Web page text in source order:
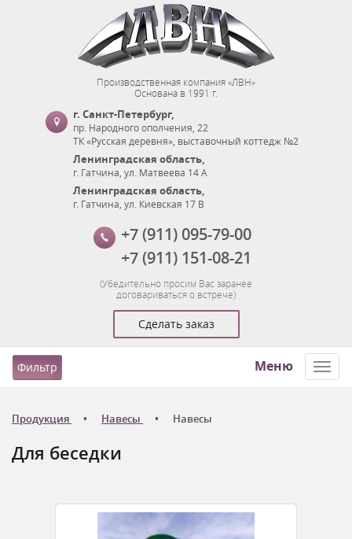
Производственная компания «ЛВН»
Основана в 1991 г.
г. Санкт-Петербург,
пр. Народного ополчения, 22
ТК «Русская деревня», выставочный коттедж №2
Ленинградская область,
г. Гатчина ул. Матвеева 14 А
Ленинградская область,
г. Гатчина ул. Киевская 17 В
+7 (911) 095-79-00
+7 (911) 151-08-21
(Убедительно просим Вас заранее
договариваться о встрече)
Сделать заказ
Фильтр Меню
Продукция Навесы Навесы
Для беседки